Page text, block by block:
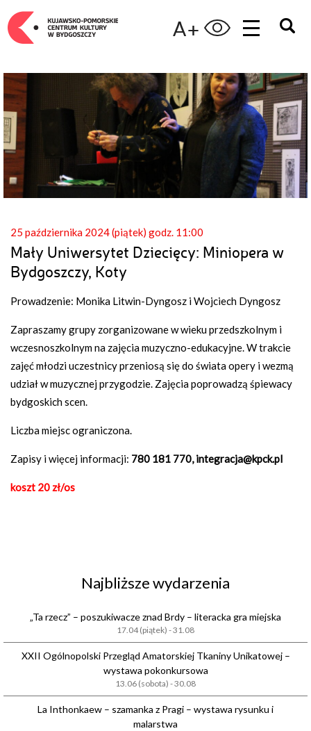
A+
25 października 2024 (piątek) godz. 11:00
Mały Uniwersytet Dziecięcy: Miniopera w
Bydgoszczy, Koty
Prowadzenie: Monika Litwin-Dyngosz i Wojciech Dyngosz
Zapraszamy grupy zorganizowane w wieku przedszkolnym i
wczesnoszkolnym na zajęcia muzyczno-edukacyjne. W trakcie
zajęć młodzi uczestnicy przeniosą się do świata opery i wezmą
udział w muzycznej przygodzie. Zajęcia poprowadzą śpiewacy
bydgoskich scen.
Liczba miejsc ograniczona.
Zapisy i więcej informacji: 780 181 770,integracja@kpck.pl
koszt 20 zł/os
Najbliższe wydarzenia
„Ta rzecz” – poszukiwacze znad Brdy – literacka gra miejska
17.04 (piątek) - 31.08
XXII Ogólnopolski Przegląd Amatorskiej Tkaniny Unikatowej –
wystawa pokonkursowa
13.06 (sobota) - 30.08
La Inthonkaew – szamanka z Pragi – wystawa rysunku i
malarstwa